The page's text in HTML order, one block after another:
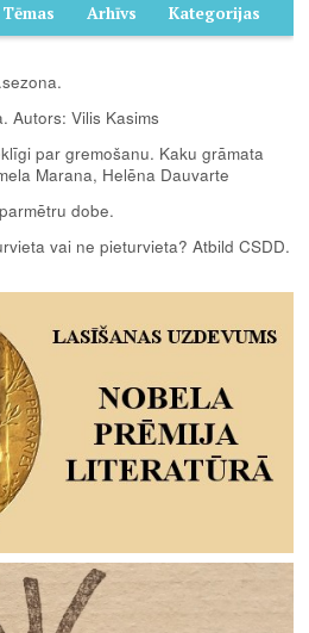
Tēmas Arhīvs Kategorijas
Autors: Vilis Kasims
par gremošanu. Kaku grāmata
Marana, Helēna Dauvarte
dobe.
vai ne pieturvieta? Atbild CSDD.